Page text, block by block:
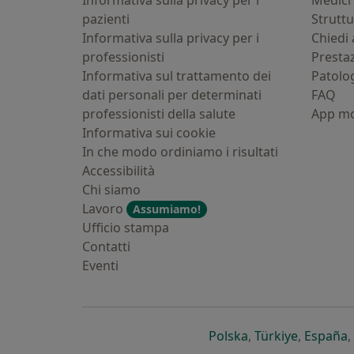
pazienti
Informativa sulla privacy per i
professionisti
Informativa sul trattamento dei
dati personali per determinati
professionisti della salute
Informativa sui cookie
In che modo ordiniamo i risultati
Accessibilità
Chi siamo
Lavoro
Assumiamo!
Ufficio stampa
Contatti
Eventi
FAQ
App
Polskasi apre in una
, Türkiyesi apre
, España,